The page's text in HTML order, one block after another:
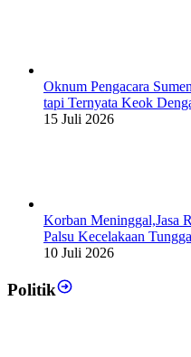
Oknum Pengacara
tapi Ternyata Keok
15 Juli 2026
Korban Meninggal,Jasa
Palsu Kecelakaan
10 Juli 2026
Politik